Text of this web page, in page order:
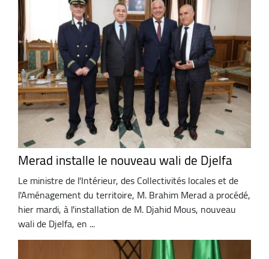
Merad installe le nouveau wali de Djelfa
Le ministre de l'Intérieur, des Collectivités locales et de
l'Aménagement du territoire, M. Brahim Merad a procédé,
hier mardi, à l'installation de M. Djahid Mous, nouveau
wali de Djelfa, en ...